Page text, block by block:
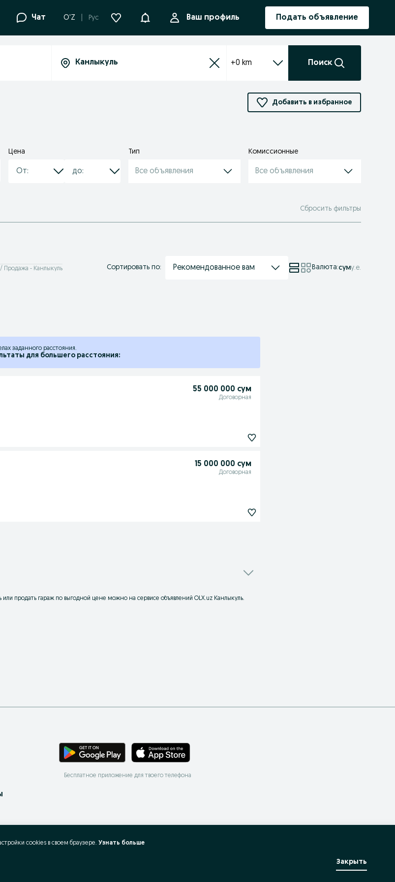
Чат O'Z Рус УведомленияВаш профиль Подать объявление
+0 km Поиск
Добавить в избранное
Цена Тип
Все объявления
Комиссионные
Все объявления
Сбросить фильтры
Продажа - Канлыкуль Сортировать по: Рекомендованное вам Валюта:суму.е.
заданного расстояния.
для большего расстояния:
55 000 000 сум
Договорная
15 000 000 сум
Договорная
продать гараж по выгодной цене можно на сервисе объявлений OLX.uz Канлыкуль.
Бесплатное приложение для твоего телефона
cookies в своeм браузере. Узнать больше
Закрыть